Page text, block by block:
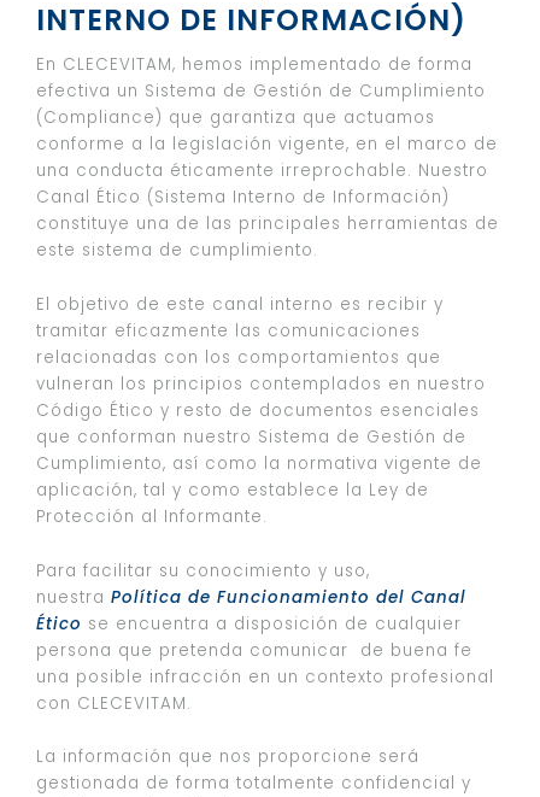
INTERNO DE INFORMACIÓN)
En CLECEVITAM, hemos implementado de forma
efectiva un Sistema de Gestión de Cumplimiento
(Compliance) que garantiza que actuamos
conforme a la legislación vigente, en el marco de
una conducta éticamente irreprochable. Nuestro
Canal Ético (Sistema Interno de Información)
constituye una de las principales herramientas de
este sistema de cumplimiento.
El objetivo de este canal interno es recibir y
tramitar eficazmente las comunicaciones
relacionadas con los comportamientos que
vulneran los principios contemplados en nuestro
Código Ético y resto de documentos esenciales
que conforman nuestro Sistema de Gestión de
Cumplimiento, así como la normativa vigente de
aplicación, tal y como establece la Ley de
Protección al Informante.
Para facilitar su conocimiento y uso,
nuestra Política de Funcionamiento del Canal
Ético se encuentra a disposición de cualquier
persona que pretenda comunicar de buena fe
una posible infracción en un contexto profesional
con CLECEVITAM.
La información que nos proporcione será
gestionada de forma totalmente confidencial y